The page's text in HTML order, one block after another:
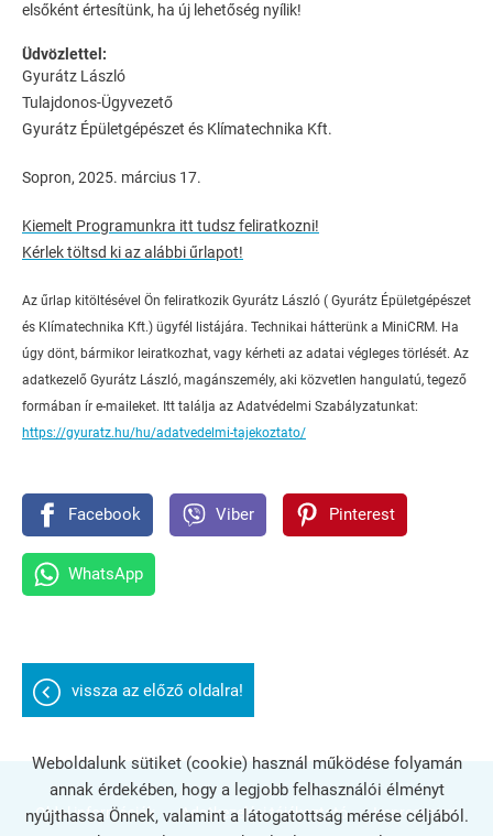
elsőként értesítünk, ha új lehetőség nyílik!
Üdvözlettel:
Gyurátz László
Tulajdonos-Ügyvezető
Gyurátz Épületgépészet és Klímatechnika Kft.
Sopron, 2025. március 17.
Kiemelt Programunkra itt tudsz feliratkozni!
Kérlek töltsd ki az alábbi űrlapot!
Az űrlap kitöltésével Ön feliratkozik Gyurátz László ( Gyurátz Épületgépészet
és Klímatechnika Kft.) ügyfél listájára. Technikai hátterünk a MiniCRM. Ha
úgy dönt, bármikor leiratkozhat, vagy kérheti az adatai végleges törlését. Az
adatkezelő Gyurátz László, magánszemély, aki közvetlen hangulatú, tegező
formában ír e-maileket. Itt találja az Adatvédelmi Szabályzatunkat:
https://gyuratz.hu/hu/adatvedelmi-tajekoztato/
Facebook Viber Pinterest
WhatsApp
vissza az előző oldalra!
Oldal információk Adatkezelési tájékoztató Impresszum
Weboldalunk sütiket (cookie) használ működése folyamán
annak érdekében, hogy a legjobb felhasználói élményt
nyújthassa Önnek, valamint a látogatottság mérése céljából.